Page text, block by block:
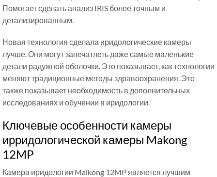
Помогает сделать анализ IRIS более точным и
детализированным.
Новая технология сделала иридологические камеры
лучше. Они могут запечатлеть даже самые маленькие
детали радужной оболочки. Это показывает, как технологии
меняют традиционные методы здравоохранения. Это
также показывает необходимость в дополнительных
исследованиях и обучении в иридологии.
Ключевые особенности камеры
ирридологической камеры Makong
12MP
Камера иридологии Maikong 12MP является лучшим